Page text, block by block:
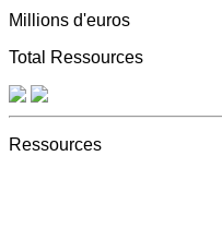
Millions d'euros
Total Ressources
Ressources